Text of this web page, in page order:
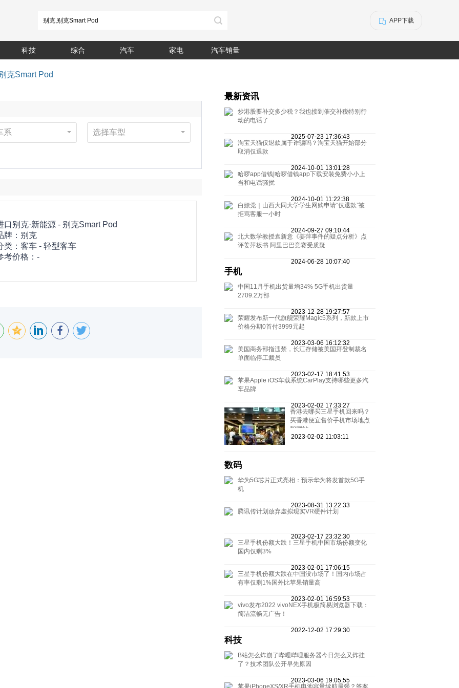
APP下载
科技 综合 汽车 家电 汽车销量
克Smart Pod
系 选择车型
口别克·新能源 - 别克Smart Pod
牌： 别克
类：客车 - 轻型客车
考价格：-
最新资讯
炒港股要补交多少税？我也接到催交补税特别行
动的电话了
2025-07-23 17:36:43
淘宝天猫仅退款属于诈骗吗？淘宝天猫开始部分
取消仅退款
2024-10-01 13:01:28
哈啰app借钱|哈啰借钱app下载安装免费小小上
当和电话骚扰
2024-10-01 11:22:38
白嫖党｜山西大同大学学生网购申请“仅退款”被
拒骂客服一小时
2024-09-27 09:10:44
北大数学教授袁新意《姜萍事件的疑点分析》点
评姜萍板书 阿里巴巴竞赛受质疑
2024-06-28 10:07:40
手机
中国11月手机出货量增34% 5G手机出货量
2709.2万部
2023-12-28 19:27:57
荣耀发布新一代旗舰荣耀Magic5系列，新款上市
价格分期0首付3999元起
2023-03-06 16:12:32
美国商务部指违禁，长江存储被美国拜登制裁名
单面临停工裁员
2023-02-17 18:41:53
苹果Apple iOS车载系统CarPlay支持哪些更多汽
车品牌
2023-02-02 17:33:27
香港去哪买三星手机回来吗？
买香港便宜售价手机市场地点
和网站
2023-02-02 11:03:11
数码
华为5G芯片正式亮相：预示华为将发首款5G手
机
2023-08-31 13:22:33
腾讯传计划放弃虚拟现实VR硬件计划
2023-02-17 23:32:30
三星手机份额大跌！三星手机中国市场份额变化
国内仅剩3%
2023-02-01 17:06:15
三星手机份额大跌在中国没市场了！国内市场占
有率仅剩1%国外比苹果销量高
2023-02-01 16:59:53
vivo发布2022 vivoNEX手机极简易浏览器下载：
简洁流畅无广告！
2022-12-02 17:29:30
科技
B站怎么炸崩了哔哩哔哩服务器今日怎么又炸挂
了？技术团队公开早先原因
2023-03-06 19:05:55
苹果iPhoneXS/XR手机电池容量续航最强？答案